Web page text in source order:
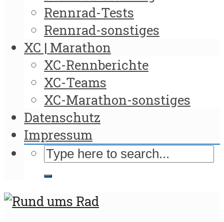
Rennrad-Tests
Rennrad-sonstiges
XC | Marathon
XC-Rennberichte
XC-Teams
XC-Marathon-sonstiges
Datenschutz
Impressum